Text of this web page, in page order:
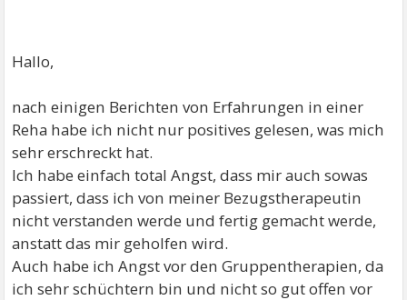
Hallo,
nach einigen Berichten von Erfahrungen in einer
Reha habe ich nicht nur positives gelesen, was mich
sehr erschreckt hat.
Ich habe einfach total Angst, dass mir auch sowas
passiert, dass ich von meiner Bezugstherapeutin
nicht verstanden werde und fertig gemacht werde,
anstatt das mir geholfen wird.
Auch habe ich Angst vor den Gruppentherapien, da
ich sehr schüchtern bin und nicht so gut offen vor